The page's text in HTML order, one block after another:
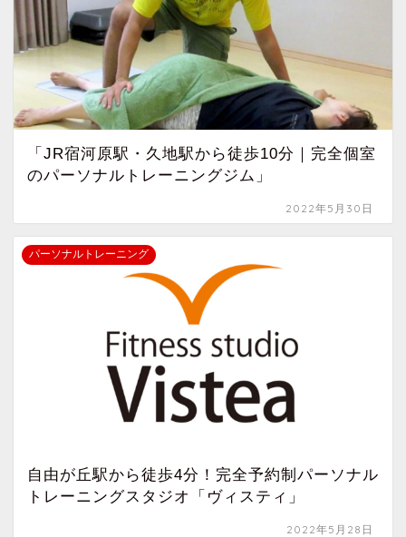
「JR宿河原駅・久地駅から徒歩10分｜完全個室
のパーソナルトレーニングジム」
2022年5月30日
パーソナルトレーニング
自由が丘駅から徒歩4分！完全予約制パーソナル
トレーニングスタジオ「ヴィスティ」
2022年5月28日